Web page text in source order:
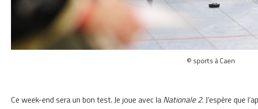
© sports à Caen
Ce week-end sera un bon test. Je joue avec la Nationale 2. J’espère que